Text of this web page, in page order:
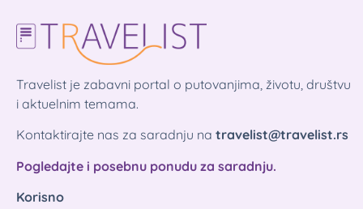
Travelist je zabavni portal o putovanjima, životu, društvu
i aktuelnim temama.
Kontaktirajte nas za saradnju na travelist@travelist.rs
Pogledajte i posebnu ponudu za saradnju.
Korisno